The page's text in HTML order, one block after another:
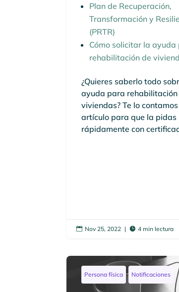
Plan de Recuperación,
Transformación y
(PRTR)
Cómo solicitar la ayuda
rehabilitación de
¿Quieres saberlo todo
ayuda para rehabilitación
viviendas? Te lo
artículo para que la pidas
rápidamente con
 Nov 25, 2022 |  4 min lectura
Persona física Notificaciones